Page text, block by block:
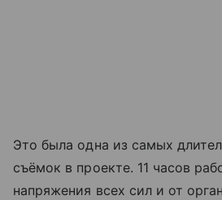
Это была одна из самых
съёмок в проекте. 11 часов
напряжения всех сил и от